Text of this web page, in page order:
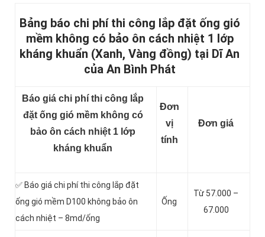
Bảng báo chi phí thi công lắp đặt ống gió
mềm không có bảo ôn cách nhiệt 1 lớp
kháng khuẩn (Xanh, Vàng đồng) tại Dĩ An
của An Bình Phát
Báo giá chi phí thi công lắp
đặt ống gió mềm không có
bảo ôn cách nhiệt 1 lớp
kháng khuẩn
Đơn
vị
tính
Đơn giá
✅ Báo giá chi phí thi công lắp đặt
ống gió mềm D100 không bảo ôn
cách nhiệt – 8md/ống
Ống
Từ 57.000 –
67.000